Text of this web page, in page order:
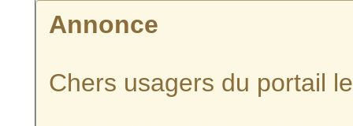
Annonce
Chers usagers du portail